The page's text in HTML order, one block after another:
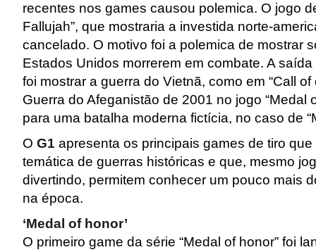
recentes nos games causou polemica. O jogo
Fallujah”, que mostraria a investida norte-
cancelado. O motivo foi a polemica de mostrar
Estados Unidos morrerem em combate. A
foi mostrar a guerra do Vietnã, como em “Call of
Guerra do Afeganistão de 2001 no jogo “Medal
para uma batalha moderna fictícia, no caso de
O G1 apresenta os principais games de tiro
temática de guerras históricas e que, mesmo
divertindo, permitem conhecer um pouco mais
na época.
‘Medal of honor’
O primeiro game da série “Medal of honor” foi